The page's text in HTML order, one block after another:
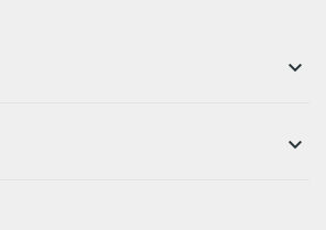
keyboard_arrow_down
keyboard_arrow_down